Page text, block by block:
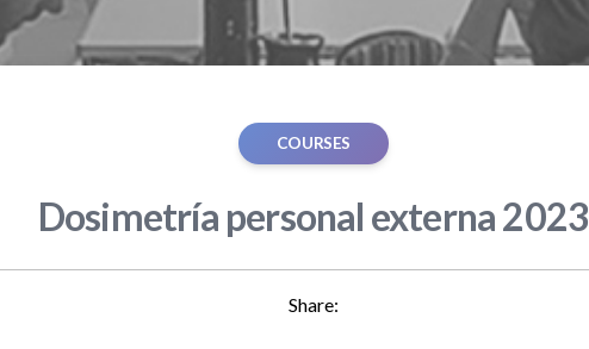
COURSES
Dosimetría personal externa 2023
Share: